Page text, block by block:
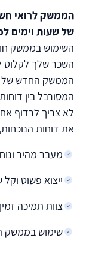
הממשק לרואי
של שעות וימים
השימוש בממשק
השכר שלך לקלוט
הממשק החדש של
המסורבל בין
לא צריך לרדוף
את דוחות
מעבר מהיר
ייצוא פשוט
צוות תמיכה
שימוש בממשק